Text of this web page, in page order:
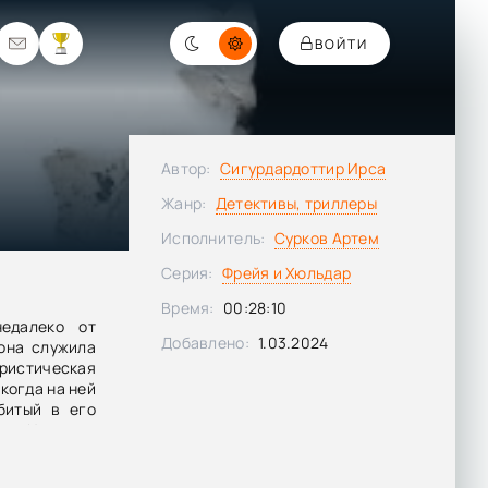
ВОЙТИ
от
служила
на ней
в его
Но когда
загадка:
Автор: Сигурдардоттир Ирса
Жанр: Детективы, триллеры
Исполнитель: Сурков Артем
Серия: Фрейя и Хюльдар
Время: 00:28:10
Добавлено: 1.03.2024